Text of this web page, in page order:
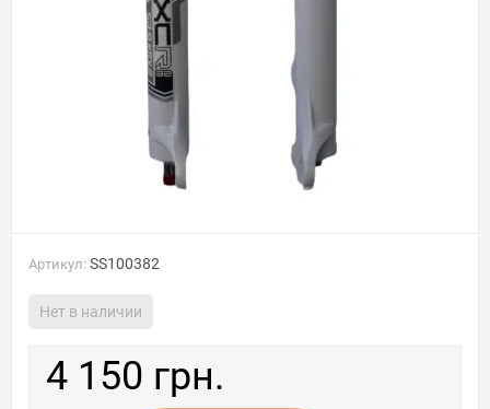
Артикул: SS100382
Нет в наличии
4 150 грн.